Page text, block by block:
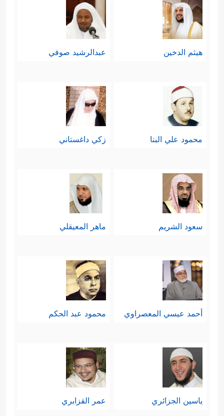
هيثم الدخين عبدالرشيد صوفي
محمود علي البنا زكي داغستاني
سعود الشريم ماهر المعيقلي
أحمد عيسي المعصراوي محمود عبد الحكم
ياسين الجزائري عمر القزابري